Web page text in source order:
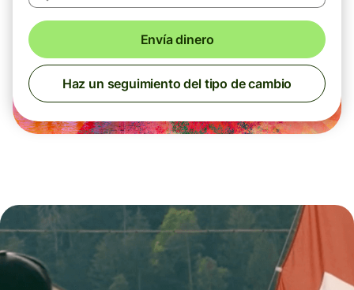
Envía dinero
Haz un seguimiento del tipo de cambio